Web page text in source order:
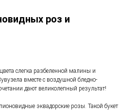
роз и
слегка разбеленной малины и
вместе с воздушной бледно-
дают великолепный результат!
эквадорские розы. Такой букет